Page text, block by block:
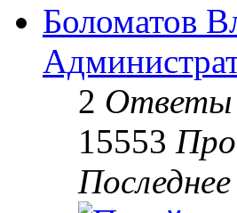
Боломатов
2 Ответы
15553